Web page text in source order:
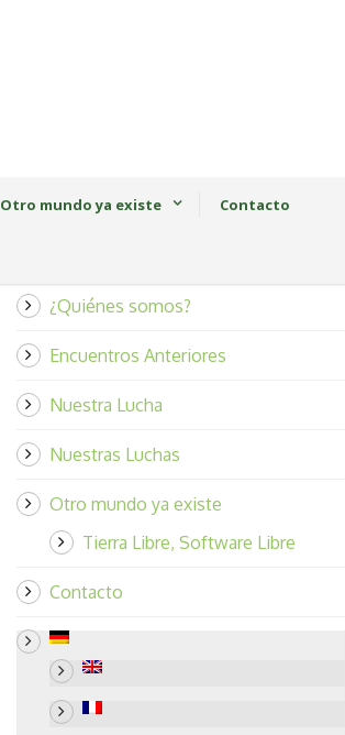
Otro mundo ya existe Contacto
¿Quiénes somos?
Encuentros Anteriores
Nuestra Lucha
Nuestras Luchas
Otro mundo ya existe
Tierra Libre, Software Libre
Contacto